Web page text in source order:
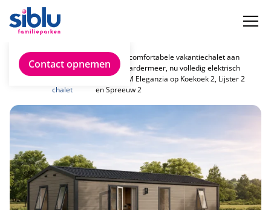
Contact opnemen
jouw
ideale
chalet
Uw eigen comfortabele vakantiechalet aan
het Zuidlaardermeer, nu volledig elektrisch
met de IRM Eleganzia op Koekoek 2, Lijster 2
en Spreeuw 2